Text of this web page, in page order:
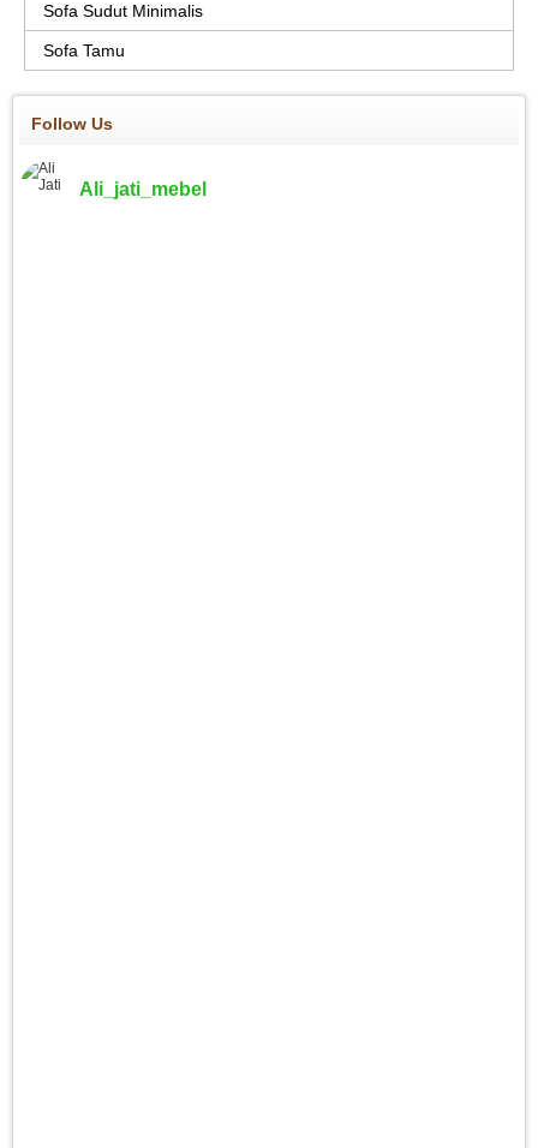
Sofa Sudut Minimalis
Sofa Tamu
Follow Us
Ali_jati_mebel